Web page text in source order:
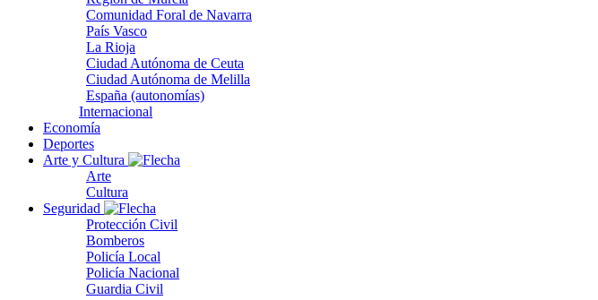
Comunidad Foral de Navarra
País Vasco
La Rioja
Ciudad Autónoma de Ceuta
Ciudad Autónoma de Melilla
España (autonomías)
Internacional
Economía
Deportes
Arte y Cultura
Arte
Cultura
Seguridad
Protección Civil
Bomberos
Policía Local
Policía Nacional
Guardia Civil